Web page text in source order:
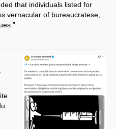
that individuals listed for
vernacular of bureaucratese,